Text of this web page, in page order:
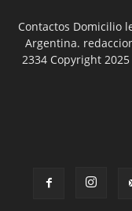
Contactos Domicilio
Argentina.
2334 Copyright